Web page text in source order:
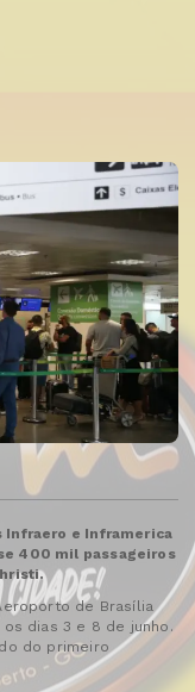
Infraero e Inframerica
400 mil passageiros
de Brasília
dias 3 e 8 de junho.
do primeiro